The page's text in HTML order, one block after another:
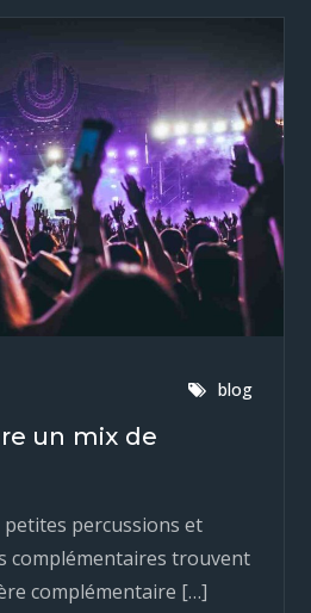
blog
un mix de
petites percussions et
complémentaires trouvent
complémentaire […]